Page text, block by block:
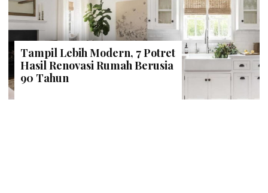
Tampil Lebih Modern, 7 Potret
Hasil Renovasi Rumah Berusia
90 Tahun